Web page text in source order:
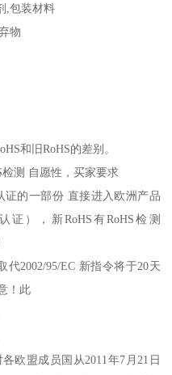
,包装材料
物
和旧RoHS的差别。
检测 自愿性，买家要求
证的一部份 直接进入欧洲产品
证），新RoHS有RoHS检测
代2002/95/EC 新指令将于20天
！此
欧盟成员国从2011年7月21日